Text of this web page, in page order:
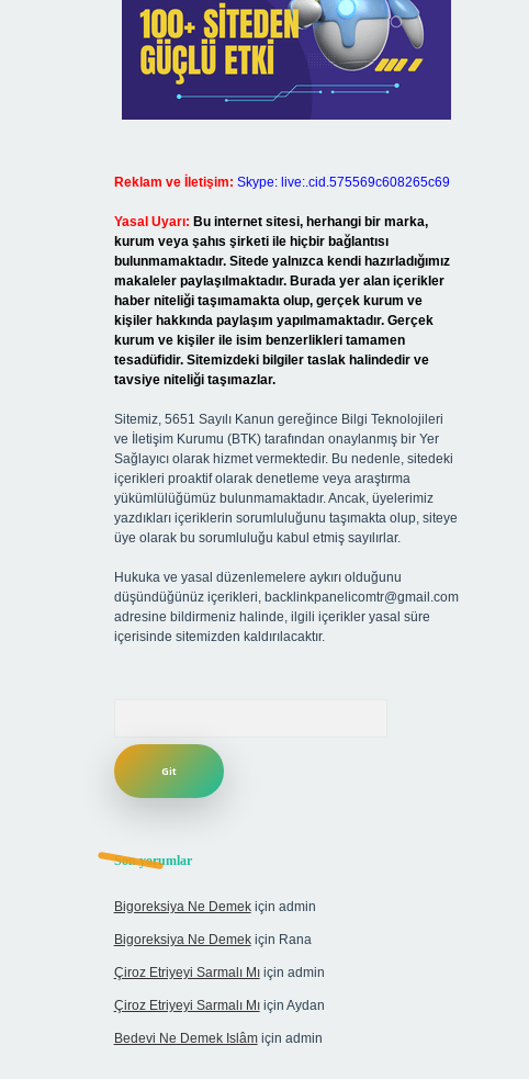
Reklam ve İletişim: Skype: live:.cid.575569c608265c69
Yasal Uyarı: Bu internet sitesi, herhangi bir marka,
kurum veya şahıs şirketi ile hiçbir bağlantısı
bulunmamaktadır. Sitede yalnızca kendi hazırladığımız
makaleler paylaşılmaktadır. Burada yer alan içerikler
haber niteliği taşımamakta olup, gerçek kurum ve
kişiler hakkında paylaşım yapılmamaktadır. Gerçek
kurum ve kişiler ile isim benzerlikleri tamamen
tesadüfidir. Sitemizdeki bilgiler taslak halindedir ve
tavsiye niteliği taşımazlar.
Sitemiz, 5651 Sayılı Kanun gereğince Bilgi Teknolojileri
ve İletişim Kurumu (BTK) tarafından onaylanmış bir Yer
Sağlayıcı olarak hizmet vermektedir. Bu nedenle, sitedeki
içerikleri proaktif olarak denetleme veya araştırma
yükümlülüğümüz bulunmamaktadır. Ancak, üyelerimiz
yazdıkları içeriklerin sorumluluğunu taşımakta olup, siteye
üye olarak bu sorumluluğu kabul etmiş sayılırlar.
Hukuka ve yasal düzenlemelere aykırı olduğunu
düşündüğünüz içerikleri, backlinkpanelicomtr@gmail.com
adresine bildirmeniz halinde, ilgili içerikler yasal süre
içerisinde sitemizden kaldırılacaktır.
Son yorumlar
Bigoreksiya Ne Demekiçin admin
Bigoreksiya Ne Demekiçin Rana
Çiroz Etriyeyi Sarmalı Mıiçin admin
Çiroz Etriyeyi Sarmalı Mıiçin Aydan
Bedevi Ne Demek Islâmiçin admin